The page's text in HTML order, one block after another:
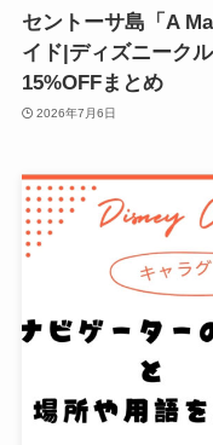
セントーサ島「A
イド|ディズニーク
15%OFFまとめ
2026年7月6日